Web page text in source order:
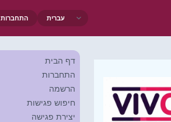
התחברות
דף הבית
התחברות
הרשמה
חיפוש פגישות
יצירת פגישה